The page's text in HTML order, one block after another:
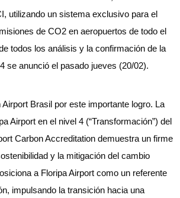
utilizando un sistema exclusivo para el
de CO2 en aeropuertos de todo el
todos los análisis y la confirmación de la
se anunció el pasado jueves (20/02).
Airport Brasil por este importante logro. La
Airport en el nivel 4 (“Transformación”) del
Carbon Accreditation demuestra un firme
y la mitigación del cambio
a Floripa Airport como un referente
impulsando la transición hacia una